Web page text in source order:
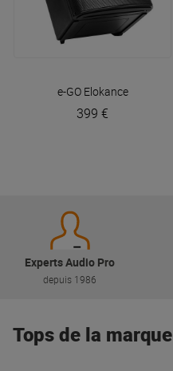
e-GO Elokance
399 €
Experts Audio Pro
depuis 1986
Tops de la marque